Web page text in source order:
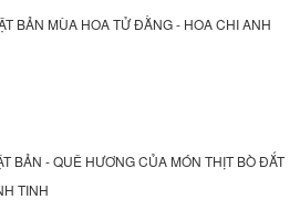
BẢN MÙA HOA TỬ ĐẰNG - HOA CHI ANH
BẢN - QUÊ HƯƠNG CỦA MÓN THỊT BÒ ĐẮT
TINH